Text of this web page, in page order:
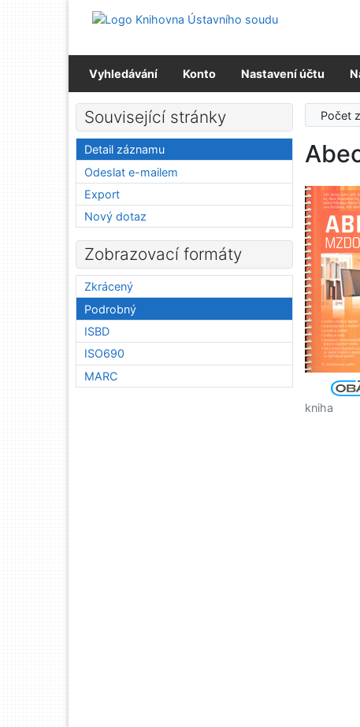
Přejít na menu
Vyhledávání Konto Nastavení účtu
Počet
kniha
Související stránky
Detail záznamu
Odeslat e-mailem
Export
Nový dotaz
Zobrazovací formáty
Zkrácený
Podrobný
ISBD
ISO690
MARC